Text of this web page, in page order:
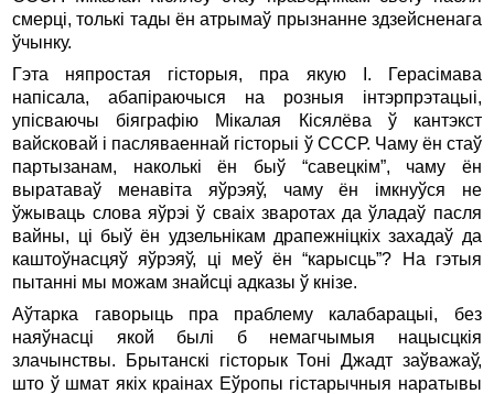
смерці, толькі тады ён атрымаў прызнанне здзейсненага
ўчынку.
Гэта няпростая гісторыя, пра якую І. Герасімава
напісала, абапіраючыся на розныя інтэрпрэтацыі,
упісваючы біяграфію Мікалая Кісялёва ў кантэкст
вайсковай і пасляваеннай гісторыі ў СССР. Чаму ён стаў
партызанам, наколькі ён быў “савецкім”, чаму ён
выратаваў менавіта яўрэяў, чаму ён імкнуўся не
ўжываць слова яўрэі ў сваіх зваротах да ўладаў пасля
вайны, ці быў ён удзельнікам драпежніцкіх захадаў да
каштоўнасцяў яўрэяў, ці меў ён “карысць”? На гэтыя
пытанні мы можам знайсці адказы ў кнізе.
Аўтарка гаворыць пра праблему калабарацыі, без
наяўнасці якой былі б немагчымыя нацысцкія
злачынствы. Брытанскі гісторык Тоні Джадт заўважаў,
што ў шмат якіх краінах Еўропы гістарычныя наратывы